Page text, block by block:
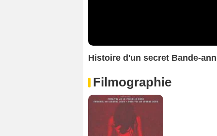
Histoire d'un secret Bande-
Filmographie